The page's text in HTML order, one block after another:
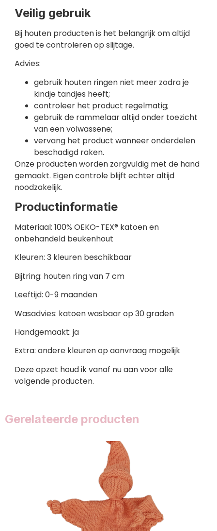
Veilig gebruik
Bij houten producten is het belangrijk om altijd
goed te controleren op slijtage.
Advies:
gebruik houten ringen niet meer zodra je
kindje tandjes heeft;
controleer het product regelmatig;
gebruik de rammelaar altijd onder toezicht
van een volwassene;
vervang het product wanneer onderdelen
beschadigd raken.
Onze producten worden zorgvuldig met de hand
gemaakt. Eigen controle blijft echter altijd
noodzakelijk.
Productinformatie
Materiaal: 100% OEKO-TEX® katoen en
onbehandeld beukenhout
Kleuren: 3 kleuren beschikbaar
Bijtring: houten ring van 7 cm
Leeftijd: 0-9 maanden
Wasadvies: katoen wasbaar op 30 graden
Handgemaakt: ja
Extra: andere kleuren op aanvraag mogelijk
Deze opzet houd ik vanaf nu aan voor alle
volgende producten.
Gerelateerde producten